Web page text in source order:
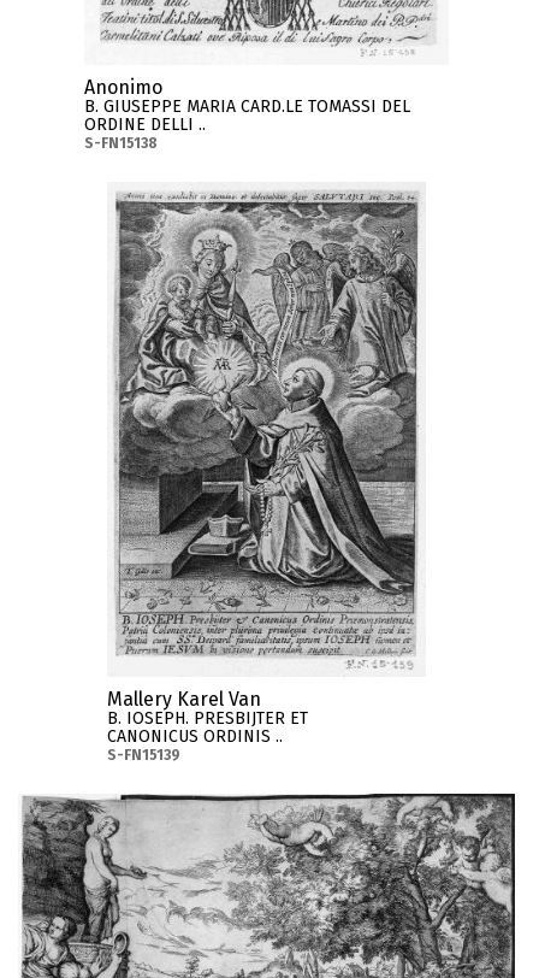
Anonimo
B. GIUSEPPE MARIA CARD.LE TOMASSI DEL
ORDINE DELLI ..
S-FN15138
Mallery Karel Van
B. IOSEPH. PRESBIJTER ET
CANONICUS ORDINIS ..
S-FN15139